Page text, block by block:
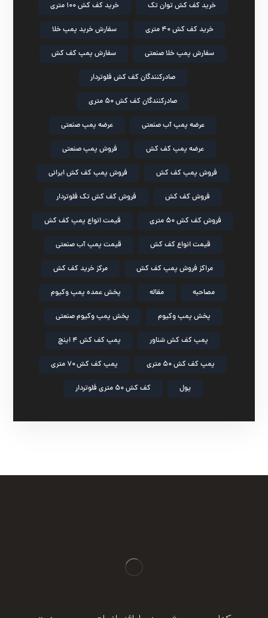
خرید کف کش توان تک خرید کف کش ۱۰۰ متری
خرید کف کش ۴۰ متری سفارش خرید پمپ خلا
سفارش پمپ خلا صنعتی سفارش پمپ کف کش
صادرکنندگان کف کش فلوتردار
صادرکنندگان کف کش ۵۰ متری
عرضه پمپ آب صنعتی عرضه پمپ صنعتی
عرضه پمپ کف کش فروش پمپ صنعتی
فروش پمپ کف کش فروش پمپ کف کش ایرانی
فروش کف کش فروش کف کش تک فلوتردار
فروش کف کش ۵۰ متری قیمت انواع پمپ کف کش
قیمت انواع کف کش قیمت پمپ آب صنعتی
مراکز فروش پمپ کف کش مرکز خرید کف کش
مصاحبه مقاله پخش عمده پمپ وکیوم
پخش پمپ وکیوم پخش پمپ وکیوم صنعتی
پمپ کف کش شناور پمپ کف کش ۴ اینچ
پمپ کف کش ۵۰ متری پمپ کف کش ۷۰ متری
پول کف کش ۵۰ متری فلوتردار